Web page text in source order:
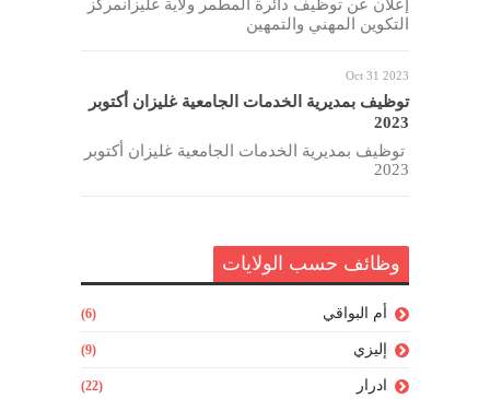
إعلان عن توظيف دائرة المطمر ولاية غليزانمركز
التكوين المهني والتمهين
Oct 31 2023
توظيف بمديرية الخدمات الجامعية غليزان أكتوبر
2023
توظيف بمديرية الخدمات الجامعية غليزان أكتوبر
2023
وظائف حسب الولايات
أم البواقي (6)
إليزي (9)
ادرار (22)